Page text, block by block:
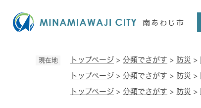
現在地 トップページ > 分類でさがす > 防災 >
トップページ > 分類でさがす > 防災 >
トップページ > 分類でさがす > 防災 >